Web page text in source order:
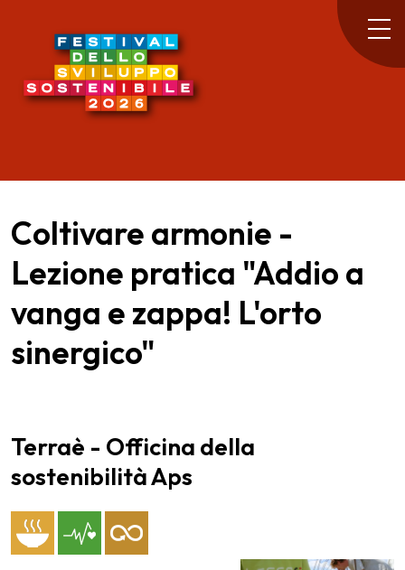
Coltivare armonie -
Lezione pratica "Addio a
vanga e zappa! L'orto
sinergico"
Terraè - Officina della
sostenibilità Aps